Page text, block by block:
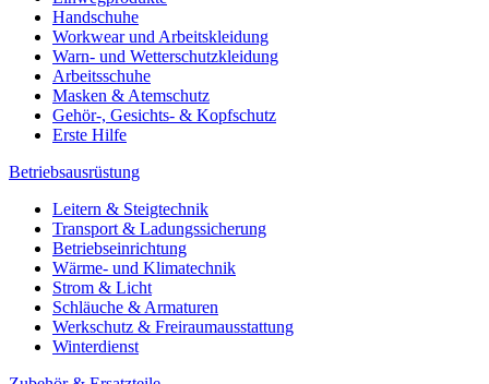
Handschuhe
Workwear und Arbeitskleidung
Warn- und Wetterschutzkleidung
Arbeitsschuhe
Masken & Atemschutz
Gehör-, Gesichts- & Kopfschutz
Erste Hilfe
Betriebsausrüstung
Leitern & Steigtechnik
Transport & Ladungssicherung
Betriebseinrichtung
Wärme- und Klimatechnik
Strom & Licht
Schläuche & Armaturen
Werkschutz & Freiraumausstattung
Winterdienst